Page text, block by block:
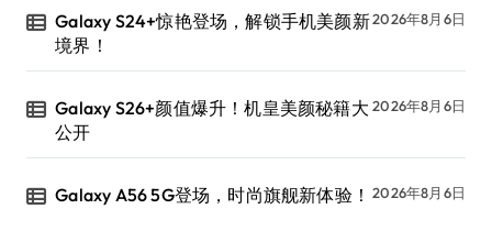
Galaxy S24+惊艳登场，解锁手机美颜新
境界！
2026年8月6日
Galaxy S26+颜值爆升！机皇美颜秘籍大
公开
2026年8月6日
Galaxy A56 5G登场，时尚旗舰新体验！ 2026年8月6日